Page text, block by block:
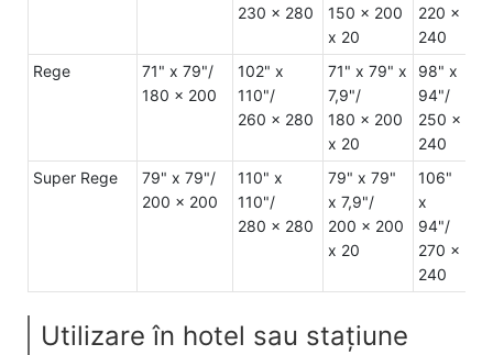
230 x 280
150 x 200
x 20
220 x
240
Rege
71" x 79"/
180 x 200
102" x
110"/
260 x 280
71" x 79" x
7,9"/
180 x 200
x 20
98" x
94"/
250 x
240
Super Rege
79" x 79"/
200 x 200
110" x
110"/
280 x 280
79" x 79"
x 7,9"/
200 x 200
x 20
106"
x
94"/
270 x
240
Utilizare în hotel sau stațiune